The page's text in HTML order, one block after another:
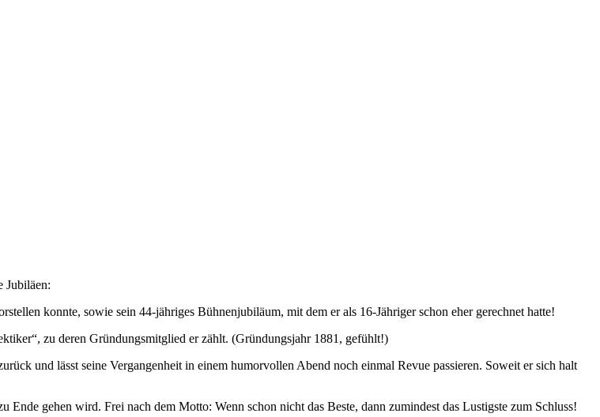
Jubiläen:
konnte, sowie sein 44-jähriges Bühnenjubiläum, mit dem er als 16-Jähriger schon eher gerechnet hatte!
zu deren Gründungsmitglied er zählt. (Gründungsjahr 1881, gefühlt!)
und lässt seine Vergangenheit in einem humorvollen Abend noch einmal Revue passieren. Soweit er sich halt
gehen wird. Frei nach dem Motto: Wenn schon nicht das Beste, dann zumindest das Lustigste zum Schluss!